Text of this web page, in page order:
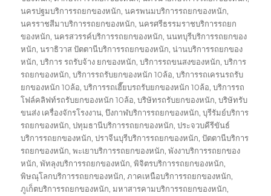
นครปฐมบริการรถยกของหนัก,นครพนมบริการรถยกของหนัก,
นครราชสีมาบริการรถยกของหนัก,นครศรีธรรมราชบริการรถยก
ของหนัก,นครสวรรค์บริการรถยกของหนัก,นนทบุรีบริการรถยกของ
หนัก,นราธิวาส ปัตตานีบริการรถยกของหนัก,น่านบริการรถยกของ
หนัก,บริการ รถรับจ้าง ยกของหนัก,บริการรถขนสงของหนัก,บริการ
รถยกของหนัก,บริการรถรับยกของหนัก 10ล้อ,บริการรถเครนรถรับ
ยกของหนัก 10ล้อ,บริการรถเฮี๊ยบรถรับยกของหนัก 10ล้อ,บริการรถ
โฟล์คลิฟท์รถรับยกของหนัก 10ล้อ,บริษัทรถรับยกของหนัก,บริษัทรับ
ขนส่ง เครื่องจักรโรงงาน,บึงกาฬบริการรถยกของหนัก,บุรีรัมย์บริการ
รถยกของหนัก,ปทุมธานีบริการรถยกของหนัก,ประจวบคีรีขันธ์
บริการรถยกของหนัก,ปราจีนบุรีบริการรถยกของหนัก,ปัตตานีบริการ
รถยกของหนัก,พะเยาบริการรถยกของหนัก,พังงาบริการรถยกของ
หนัก,พัทลุงบริการรถยกของหนัก,พิจิตรบริการรถยกของหนัก,
พิษณุโลกบริการรถยกของหนัก,ภาคเหนือบริการรถยกของหนัก,
ภูเก็ตบริการรถยกของหนัก,มหาสารคามบริการรถยกของหนัก,